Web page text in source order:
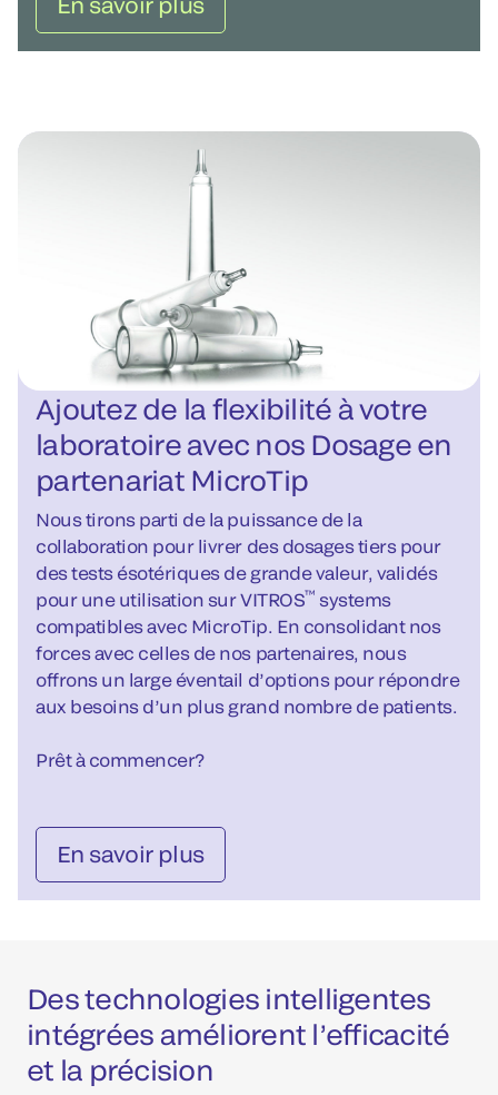
Ajoutez de la flexibilité à votre
laboratoire avec nos Dosage en
partenariat MicroTip
Nous tirons parti de la puissance de la
collaboration pour livrer des dosages tiers pour
des tests ésotériques de grande valeur, validés
pour une utilisation sur VITROS™ systems
compatibles avec MicroTip. En consolidant nos
forces avec celles de nos partenaires, nous
offrons un large éventail d’options pour répondre
aux besoins d’un plus grand nombre de patients.
Prêt à commencer?
En savoir plus
Des technologies intelligentes
intégrées améliorent l’efficacité
et la précision